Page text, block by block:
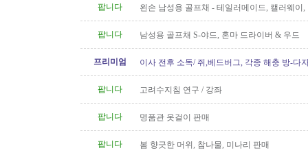
팝니다
왼손 남성용 골프채 - 테일러메이드, 캘러웨이,
팝니다
남성용 골프채 S-야드, 혼마 드라이버 & 우드
프리미엄 이사 전후 소독/ 쥐,베드버그, 각종 해충 방-다
팝니다 고려수지침 연구 / 강좌
팝니다 명품관 옷걸이 판매
팝니다 봄 향긋한 머위, 참나물, 미나리 판매